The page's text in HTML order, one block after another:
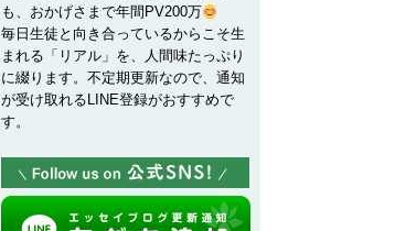
も、おかげさまで年間PV200万
毎日生徒と向き合っているからこそ生
まれる「リアル」を、人間味たっぷり
に綴ります。不定期更新なので、通知
が受け取れるLINE登録がおすすめで
す。